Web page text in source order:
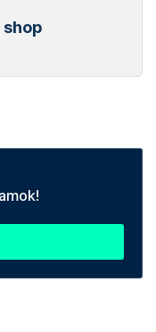
shop